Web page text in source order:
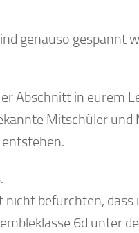
genauso gespannt
Abschnitt in eurem
Mitschüler und
befürchten,
6d unter